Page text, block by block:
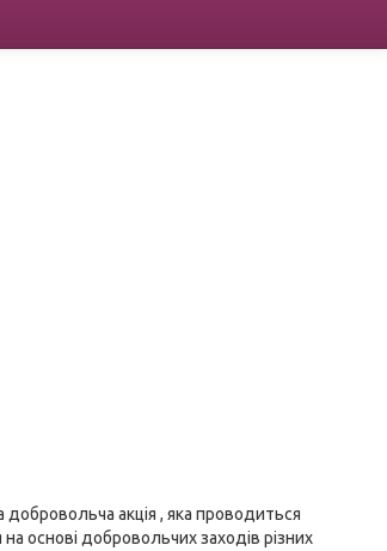
акція , яка проводиться
основі добровольчих заходів різних